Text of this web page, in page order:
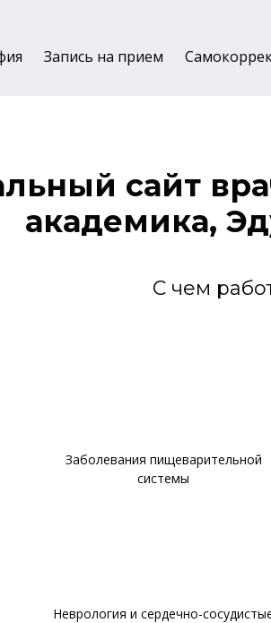
Запись на прием
сайт
академика,
С чем
Заболевания пищеварительной
системы
Неврология и сердечно-